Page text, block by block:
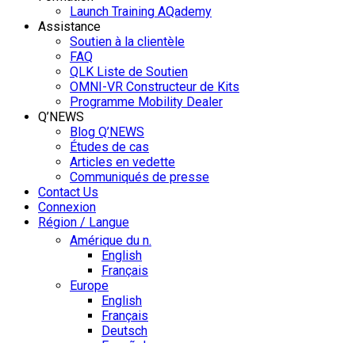
Launch Training AQademy
Assistance
Soutien à la clientèle
FAQ
QLK Liste de Soutien
OMNI-VR Constructeur de Kits
Programme Mobility Dealer
Q’NEWS
Blog Q’NEWS
Études de cas
Articles en vedette
Communiqués de presse
Contact Us
Connexion
Région / Langue
Amérique du n.
English
Français
Europe
English
Français
Deutsch